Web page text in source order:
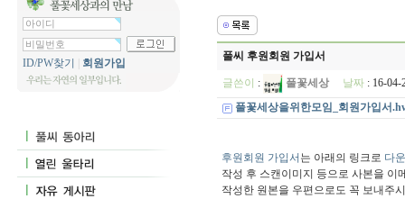
ID/PW찾기 회원가입
풀씨 후원회원 가입서
글쓴이 : 풀꽃세상 날짜: 16-
풀꽃세상을위한모임_회원가입서
후원회원 가입서 는 아래의 링크로 다
작성 후 스캔이미지 등으로 사본을 이
작성한 원본을 우편으로도 꼭 보내주